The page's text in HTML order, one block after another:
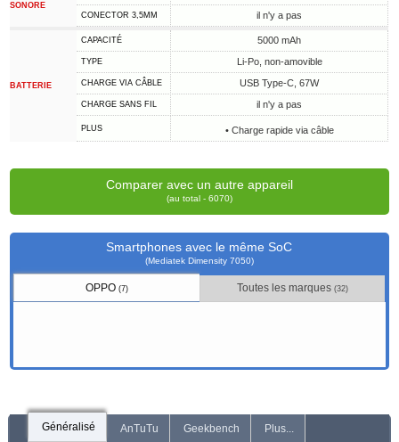
SONORE
CONECTOR 3,5MM il n'y a pas
BATTERIE
CAPACITÉ 5000 mAh
TYPE Li-Po, non-amovible
CHARGE VIA CÂBLE USB Type-C, 67W
CHARGE SANS FIL il n'y a pas
PLUS • Charge rapide via câble
Comparer avec un autre appareil
(au total - 6070)
Smartphones avec le même SoC
(Mediatek Dimensity 7050)
OPPO(7) Toutes les marques(32)
Généralisé AnTuTu Geekbench Plus...